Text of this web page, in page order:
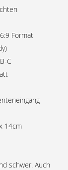
Format
C
14cm
schwer. Auch